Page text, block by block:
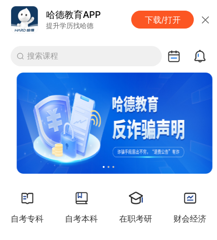
哈德教育APP
提升学历找哈德
下载/打开
搜索课程
自考专科 自考本科 在职考研 财会经济